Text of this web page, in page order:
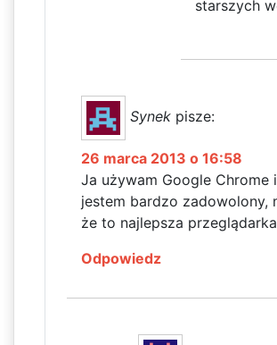
starszych
Synek pisze:
26 marca 2013 o 16:58
Ja używam Google Chrome i
jestem bardzo zadowolony,
że to najlepsza
Odpowiedz